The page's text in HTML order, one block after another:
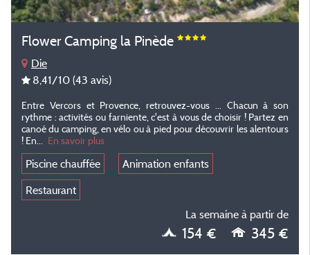
Flower Camping la Pinède
Die
8,41/10 (43 avis)
Entre Vercors et Provence, retrouvez-vous ... Chacun à son
rythme : activités ou farniente, c'est à vous de choisir ! Partez en
canoé du camping, en vélo ou à pied pour découvrir les alentours
! En...
En savoir plus
Piscine chauffée
Animation enfants
Restaurant
La semaine à partir de
154 € 345 €